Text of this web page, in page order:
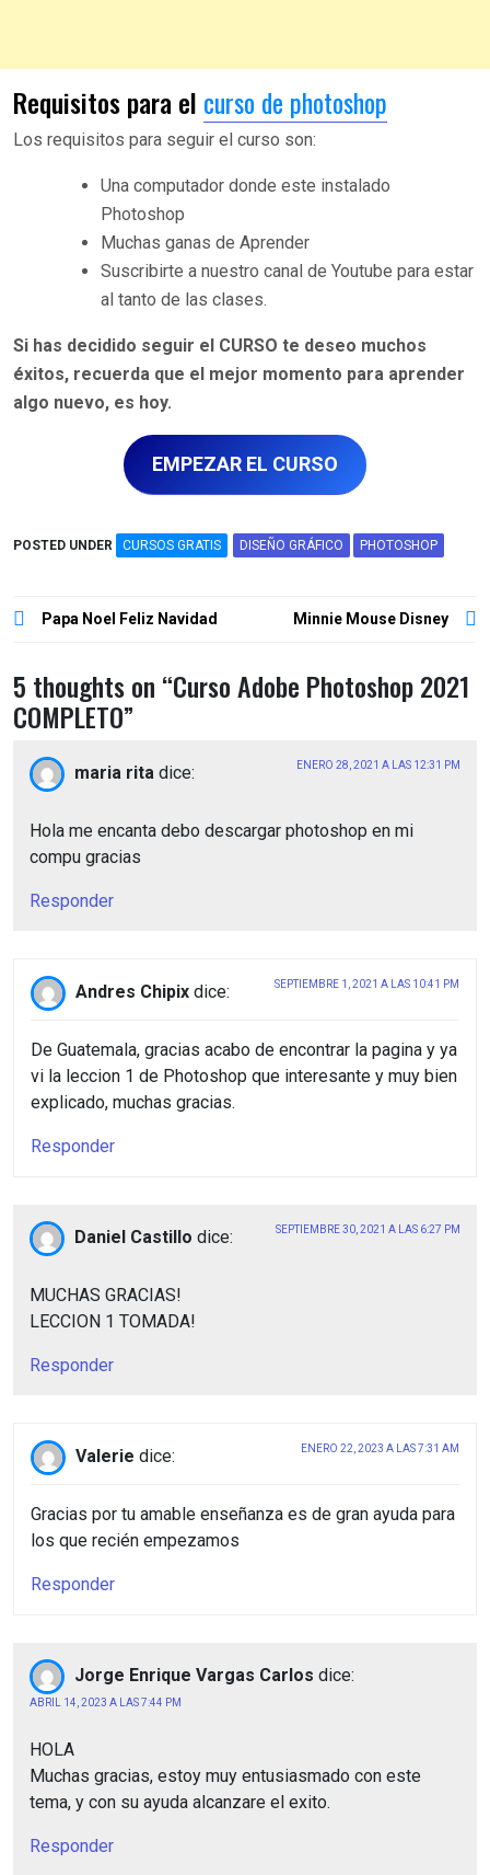
Requisitos para el curso de photoshop
Los requisitos para seguir el curso son:
Una computador donde este instalado
Photoshop
Muchas ganas de Aprender
Suscribirte a nuestro canal de Youtube para estar
al tanto de las clases.
Si has decidido seguir el CURSO te deseo muchos
éxitos, recuerda que el mejor momento para aprender
algo nuevo, es hoy.
EMPEZAR EL CURSO
POSTED UNDER CURSOS GRATIS DISEÑO GRÁFICO PHOTOSHOP
Navegación
entradas
Papa Noel Feliz Navidad Minnie Mouse Disney
5 thoughts on “Curso Adobe Photoshop 2021
COMPLETO”
maria rita dice: ENERO 28, 2021 A LAS 12:31 PM
Hola me encanta debo descargar photoshop en mi
compu gracias
Responder
Andres Chipix dice: SEPTIEMBRE 1, 2021 A LAS 10:41 PM
De Guatemala, gracias acabo de encontrar la pagina y ya
vi la leccion 1 de Photoshop que interesante y muy bien
explicado, muchas gracias.
Responder
Daniel Castillo dice: SEPTIEMBRE 30, 2021 A LAS 6:27 PM
MUCHAS GRACIAS!
LECCION 1 TOMADA!
Responder
Valerie dice: ENERO 22, 2023 A LAS 7:31 AM
Gracias por tu amable enseñanza es de gran ayuda para
los que recién empezamos
Responder
Jorge Enrique Vargas Carlos dice:
ABRIL 14, 2023 A LAS 7:44 PM
HOLA
Muchas gracias, estoy muy entusiasmado con este
tema, y con su ayuda alcanzare el exito.
Responder